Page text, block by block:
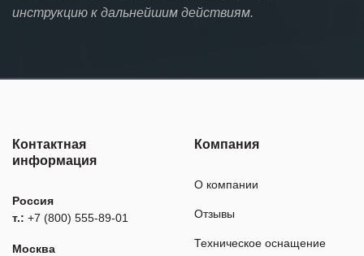
инструкцию к дальнейшим действиям.
Контактная
информация
Россия
т.: +7 (800) 555-89-01
Москва
Компания
О компании
Отзывы
Техническое оснащение